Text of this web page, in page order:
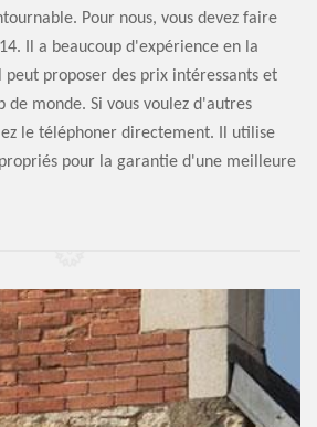
Pour nous, vous devez faire
Il a beaucoup d'expérience en la
proposer des prix intéressants et
de monde. Si vous voulez d'autres
le téléphoner directement. Il utilise
pour la garantie d'une meilleure